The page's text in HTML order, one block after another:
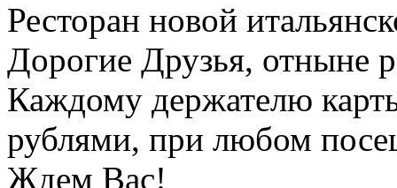
Ресторан новой
Дорогие Друзья, отныне
Каждому держателю
рублями, при любом
Ждем Вас!